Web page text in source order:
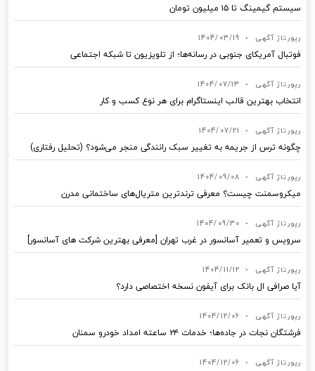
سیستم گیمینگ تا ۱۵ میلیون تومان
رپورتاژ آگهی •
1404/03/19
فوتبال آمریکای جنوبی در رسانه‌ها؛ از تلویزیون تا شبکه اجتماعی
رپورتاژ آگهی •
1404/07/13
انتخاب بهترین قالب‌ اینستاگرام برای هر نوع کسب‌ و کار
رپورتاژ آگهی •
1404/07/21
چگونه ترس از جریمه به تغییر سبک رانندگی منجر می‌شود؟ (تحلیل رفتاری)
رپورتاژ آگهی •
1404/09/08
میکروسمنت چیست؟ معرفی ترندترین متریال‌های ساختمانی مدرن
رپورتاژ آگهی •
1404/09/30
سرویس و تعمیر آسانسور در غرب تهران [معرفی بهترین شرکت های آسانسور]
رپورتاژ آگهی •
1404/11/12
آیا صرافی ال بانک برای آیفون نسخه اختصاصی دارد؟
رپورتاژ آگهی •
1404/12/06
فرشتگان نجات در جاده‌ها؛ خدمات ۲۴ ساعته امداد خودرو سمنان
رپورتاژ آگهی •
1404/12/06